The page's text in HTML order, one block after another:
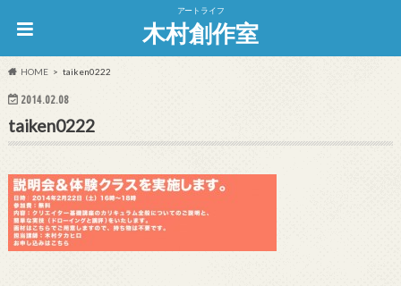
アートライフ
木村創作室
HOME taiken0222
2014.02.08
taiken0222